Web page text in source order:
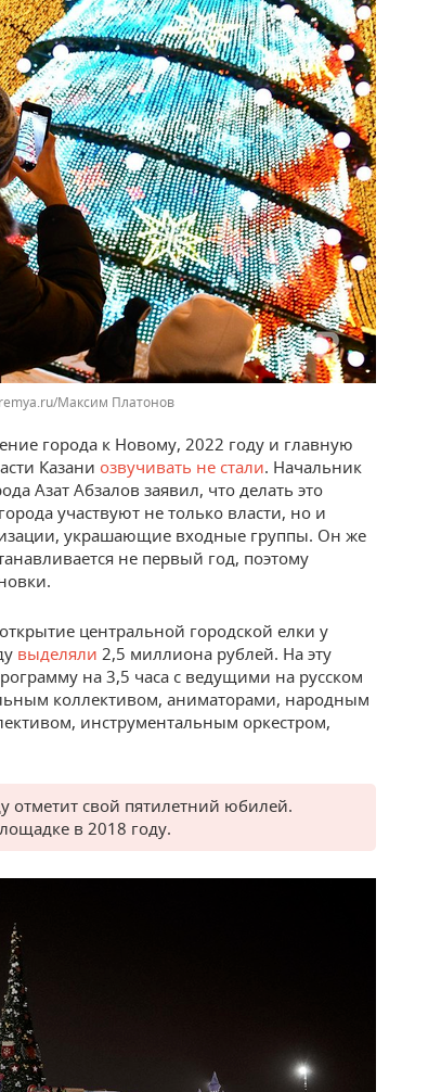
Максим Платонов
города к Новому, 2022 году и главную
Казани озвучивать не стали. Начальник
Азат Абзалов заявил, что делать это
участвуют не только власти, но и
украшающие входные группы. Он же
не первый год, поэтому
центральной городской елки у
выделяли 2,5 миллиона рублей. На эту
на 3,5 часа с ведущими на русском
коллективом, аниматорами, народным
инструментальным оркестром,
отметит свой пятилетний юбилей.
в 2018 году.